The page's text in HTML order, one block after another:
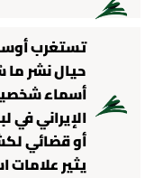
تستغرب
حيال نشر ما
أسماء
الإيراني في
أو قضائي
يثير علامات